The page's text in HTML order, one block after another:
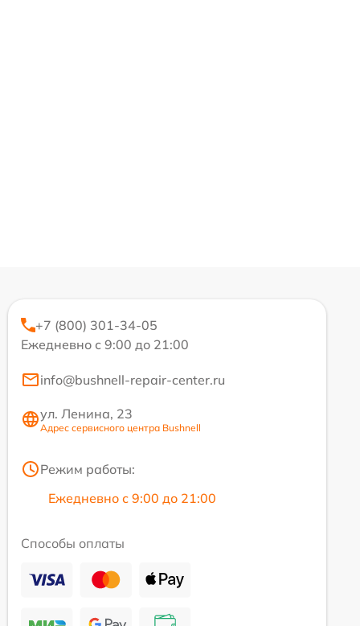
+7 (800) 301-34-05
Ежедневно с 9:00 до 21:00
info@bushnell-repair-center.ru
ул. Ленина, 23
Адрес сервисного центра Bushnell
Режим работы:
Ежедневно с 9:00 до 21:00
Способы оплаты